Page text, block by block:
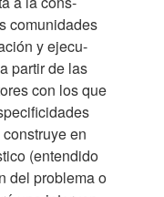
comunidades
y ejecu-
partir de las
con los que
en
(entendido
del problema o